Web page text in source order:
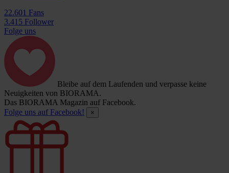
22.601 Fans
3.415 Follower
Folge uns
Bleibe auf dem Laufenden und verpasse keine
Neuigkeiten von BIORAMA.
Das BIORAMA Magazin auf Facebook.
Folge uns auf Facebook!
×